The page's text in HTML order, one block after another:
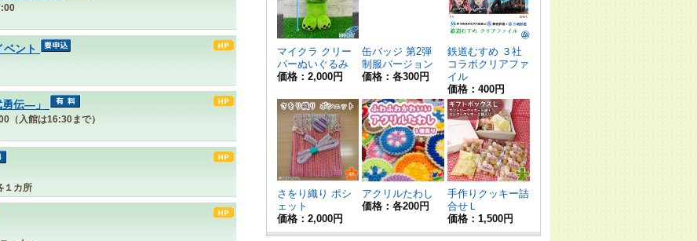
ベント
伝―」
（入館は16:30まで）
１カ所